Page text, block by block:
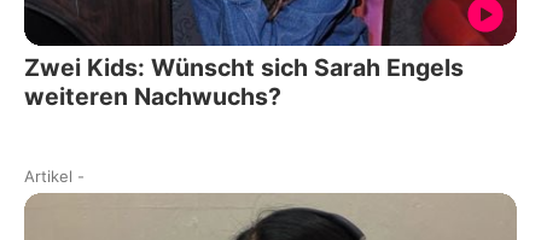
Zwei Kids: Wünscht sich Sarah Engels
weiteren Nachwuchs?
Artikel -